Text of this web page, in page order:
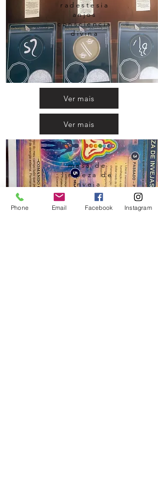
radestesia
anjos
consciencia
divina
Ver mais
Ver mais
mesa de
limpeza de
inveja
Phone Email Facebook Instagram